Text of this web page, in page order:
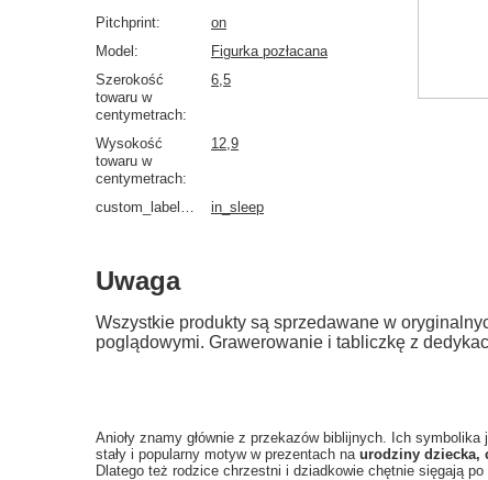
Pitchprint
on
Model
Figurka pozłacana
Szerokość
towaru w
centymetrach
6,5
Wysokość
towaru w
centymetrach
12,9
custom_label_4_alechrzest in_sleep
Uwaga
Wszystkie produkty są sprzedawane w
poglądowymi. Grawerowanie i tabliczkę z
Anioły znamy głównie z przekazów biblijnych. Ich
stały i popularny motyw w prezentach na urodziny dziecka,
Dlatego też rodzice chrzestni i dziadkowie chętnie sięgają po